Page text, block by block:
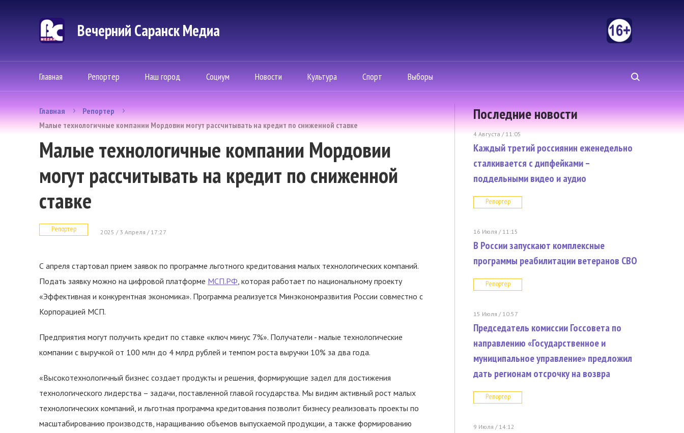
Вечерний Саранск Mедиа
Главная Репортер Наш город Социум Новости Культура Спорт Выборы
Главная
Репортер
Малые технологичные компании Мордовии могут рассчитывать на кредит по сниженной ставке
Малые технологичные компании Мордовии
могут рассчитывать на кредит по сниженной
ставке
Репортер 2025 / 3 Апреля / 17:27
С апреля стартовал прием заявок по программе льготного кредитования малых технологических компаний.
Подать заявку можно на цифровой платформе МСП.РФ, которая работает по национальному проекту
«Эффективная и конкурентная экономика». Программа реализуется Минэкономразвития России совместно с
Корпорацией МСП.
Предприятия могут получить кредит по ставке «ключ минус 7%». Получатели - малые технологические
компании с выручкой от 100 млн до 4 млрд рублей и темпом роста выручки 10% за два года.
«Высокотехнологичный бизнес создает продукты и решения, формирующие задел для достижения
технологического лидерства – задачи, поставленной главой государства. Мы видим активный рост малых
технологических компаний, и льготная программа кредитования позволит бизнесу реализовать проекты по
масштабированию производств, наращиванию объемов выпускаемой продукции, а также формированию
Последние новости
4 Августа / 11:05
Каждый третий россиянин еженедельно
сталкивается с дипфейками –
поддельными видео и аудио
Репортер
16 Июля / 11:15
В России запускают комплексные
программы реабилитации ветеранов СВО
Репортер
15 Июля / 10:57
Председатель комиссии Госсовета по
направлению «Государственное и
муниципальное управление» предложил
дать регионам отсрочку на возвра
Репортер
9 Июля / 14:12